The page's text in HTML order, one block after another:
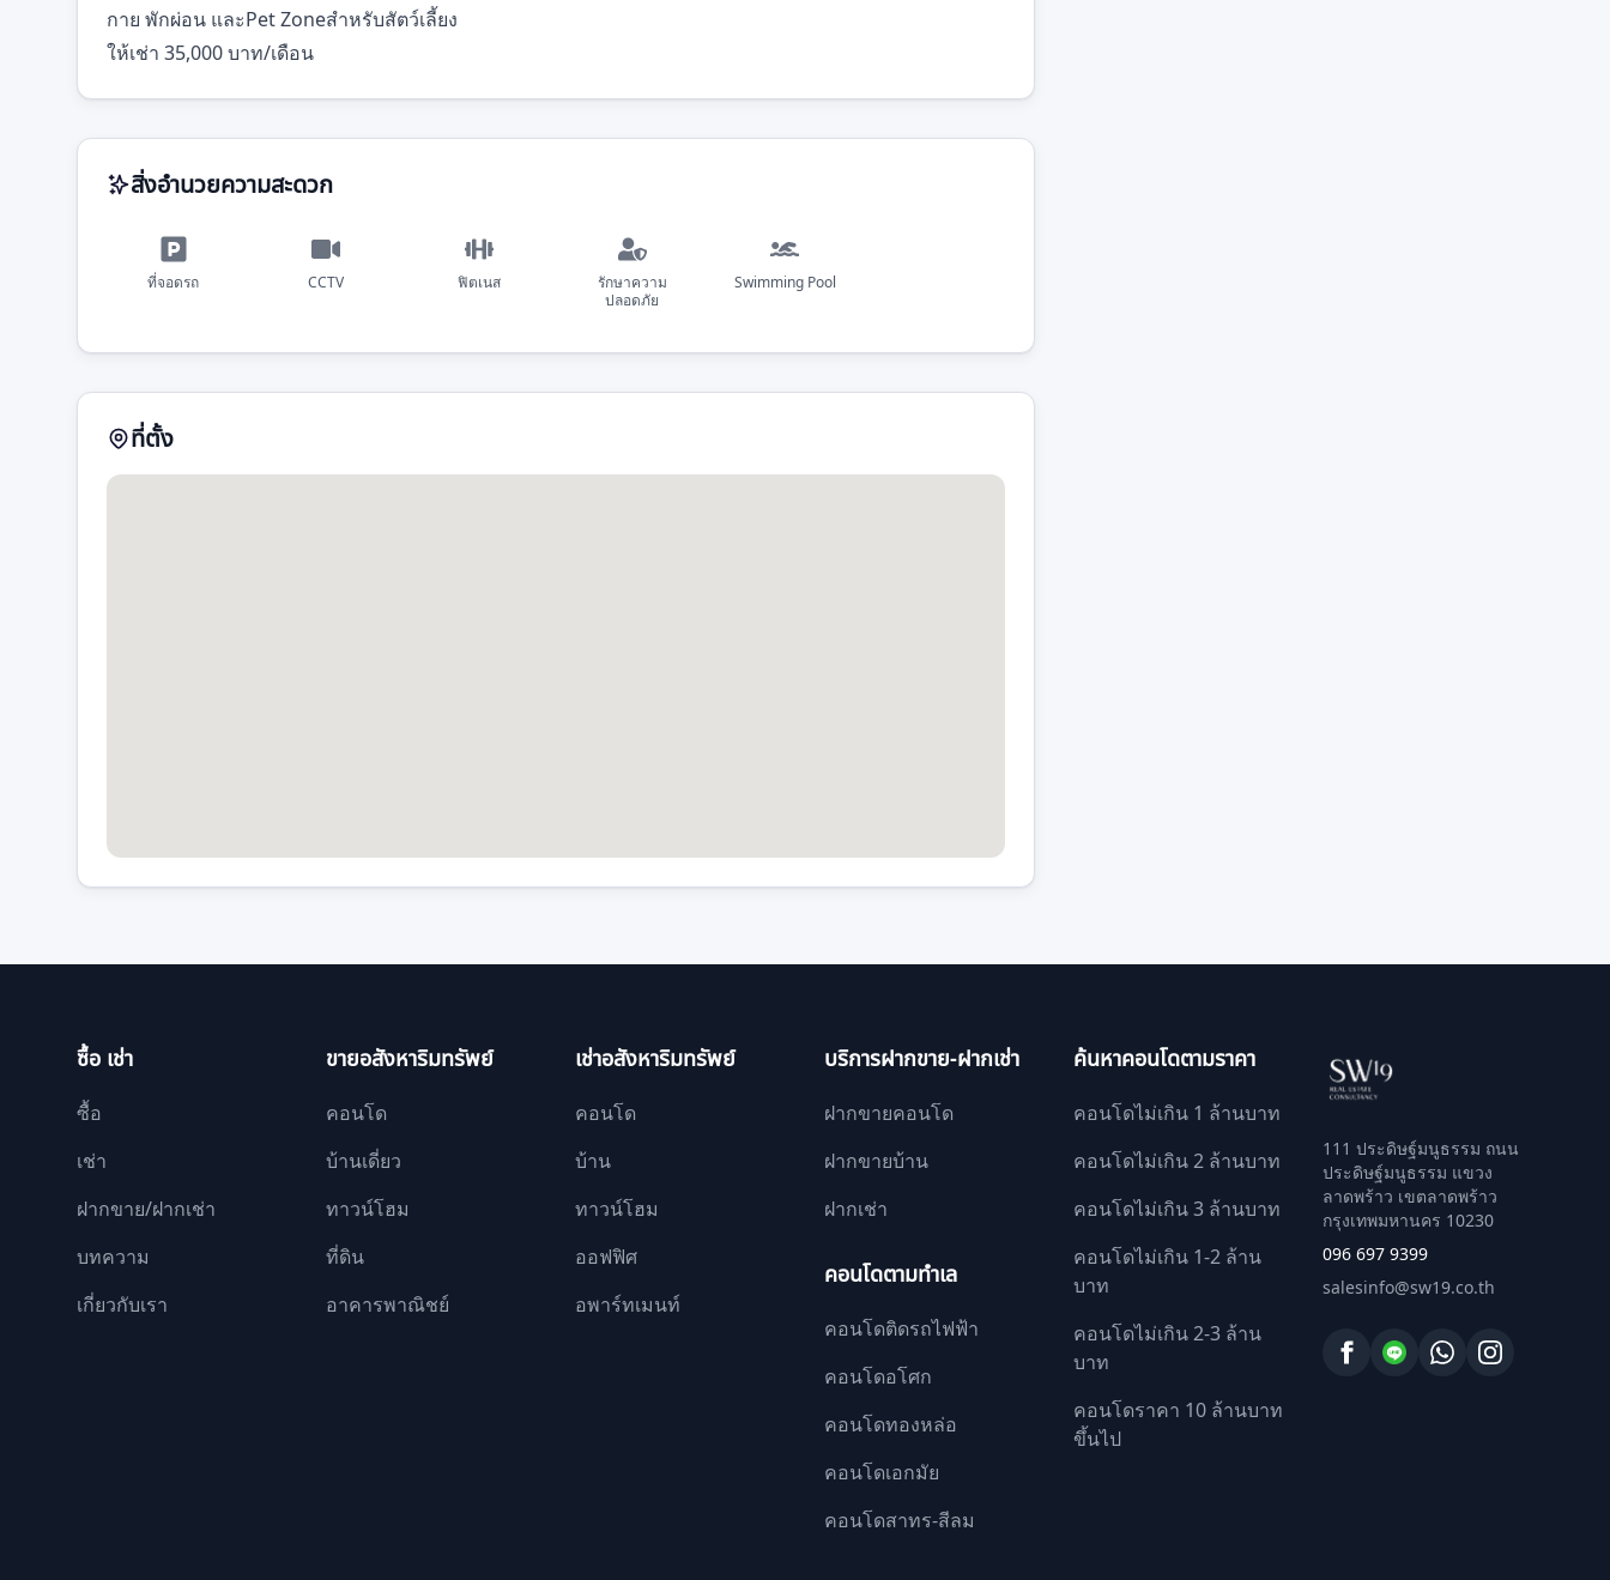
กาย พักผ่อน และPet Zoneสำหรับสัตว์เลี้ยง
ให้เช่า 35,000 บาท/เดือน
สิ่งอำนวยความสะดวก
ที่จอดรถ CCTV ฟิตเนส
รักษาความ
ปลอดภัย
Swimming Pool
ที่ตั้ง
ซื้อ เช่า
ซื้อ
เช่า
ฝากขาย/ฝากเช่า
บทความ
เกี่ยวกับเรา
ขายอสังหาริมทรัพย์
คอนโด
บ้านเดี่ยว
ทาวน์โฮม
ที่ดิน
อาคารพาณิชย์
เช่าอสังหาริมทรัพย์
คอนโด
บ้าน
ทาวน์โฮม
ออฟฟิศ
อพาร์ทเมนท์
บริการฝากขาย-ฝากเช่า
ฝากขายคอนโด
ฝากขายบ้าน
ฝากเช่า
คอนโดตามทำเล
คอนโดติดรถไฟฟ้า
คอนโดอโศก
คอนโดทองหล่อ
คอนโดเอกมัย
คอนโดสาทร-สีลม
ค้นหาคอนโดตามราคา
คอนโดไม่เกิน 1 ล้านบาท
คอนโดไม่เกิน 2 ล้านบาท
คอนโดไม่เกิน 3 ล้านบาท
คอนโดไม่เกิน 1-2 ล้าน
บาท
คอนโดไม่เกิน 2-3 ล้าน
บาท
คอนโดราคา 10 ล้านบาท
ขึ้นไป
111 ประดิษฐ์มนูธรรม ถนน
ประดิษฐ์มนูธรรม แขวง
ลาดพร้าว เขตลาดพร้าว
กรุงเทพมหานคร 10230
096 697 9399
salesinfo@sw19.co.th